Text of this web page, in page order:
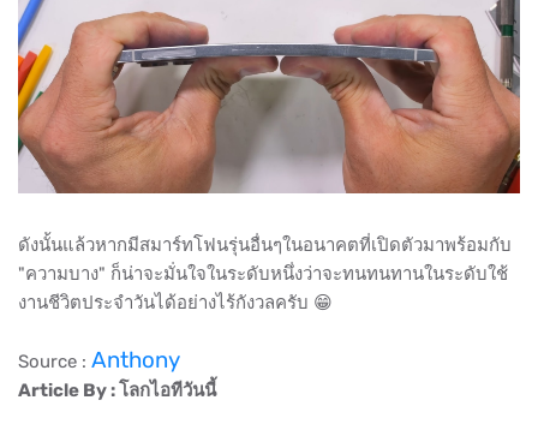
ดังนั้นแล้วหากมีสมาร์ทโฟนรุ่นอื่นๆในอนาคตที่เปิดตัวมาพร้อมกับ
"ความบาง" ก็น่าจะมั่นใจในระดับหนึ่งว่าจะทนทนทานในระดับใช้
งานชีวิตประจำวันได้อย่างไร้กังวลครับ 😁
Source : Anthony
Article By : โลกไอทีวันนี้